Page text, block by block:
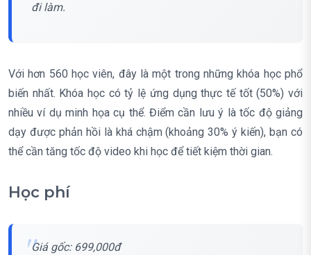
đi làm.
Với hơn 560 học viên, đây là một trong những khóa học phổ
biến nhất. Khóa học có tỷ lệ ứng dụng thực tế tốt (50%) với
nhiều ví dụ minh họa cụ thể. Điểm cần lưu ý là tốc độ giảng
dạy được phản hồi là khá chậm (khoảng 30% ý kiến), bạn có
thể cần tăng tốc độ video khi học để tiết kiệm thời gian.
Học phí
Giá gốc: 699,000đ